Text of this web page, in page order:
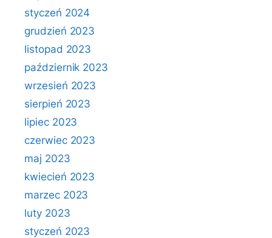
styczeń 2024
grudzień 2023
listopad 2023
październik 2023
wrzesień 2023
sierpień 2023
lipiec 2023
czerwiec 2023
maj 2023
kwiecień 2023
marzec 2023
luty 2023
styczeń 2023